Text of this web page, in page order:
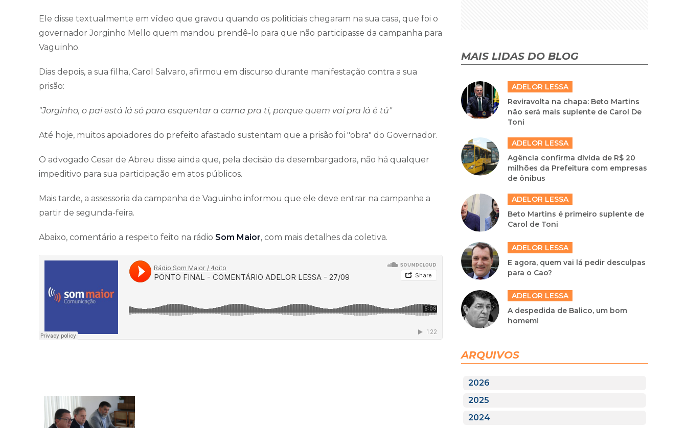
Ele disse textualmente em vídeo que gravou quando os politiciais chegaram na sua casa, que foi o
governador Jorginho Mello quem mandou prendê-lo para que não participasse da campanha para
Vaguinho.
Dias depois, a sua filha, Carol Salvaro, afirmou em discurso durante manifestação contra a sua
prisão:
"Jorginho, o pai está lá só para esquentar a cama pra ti, porque quem vai pra lá é tú"
Até hoje, muitos apoiadores do prefeito afastado sustentam que a prisão foi "obra" do Governador.
O advogado Cesar de Abreu disse ainda que, pela decisão da desembargadora, não há qualquer
impeditivo para sua participação em atos públicos.
Mais tarde, a assessoria da campanha de Vaguinho informou que ele deve entrar na campanha a
partir de segunda-feira.
Abaixo, comentário a respeito feito na rádio Som Maior, com mais detalhes da coletiva.
MAIS LIDAS DO BLOG
ADELOR LESSA
Reviravolta na chapa: Beto Martins
não será mais suplente de Carol De
Toni
ADELOR LESSA
Agência confirma dívida de R$ 20
milhões da Prefeitura com empresas
de ônibus
ADELOR LESSA
Beto Martins é primeiro suplente de
Carol de Toni
ADELOR LESSA
E agora, quem vai lá pedir desculpas
para o Cao?
ADELOR LESSA
A despedida de Balico, um bom
homem!
ARQUIVOS
2026
2025
2024